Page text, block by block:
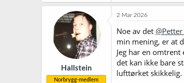
a
n
e
r
Hallstein
Norbrygg-medlem
2 Mar 2026
Noe av det
min mening, er at
Jeg har en
det kan ikke bare
lufttørket skikkelig.